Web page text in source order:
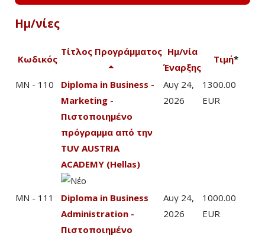
Ημ/νίες
Κωδικός
Τίτλος Προγράμματος Ημ/νία
Έναρξης
Τιμή*
MN - 110
Diploma in Business -
Marketing -
Πιστοποιημένο
πρόγραμμα από την
TUV AUSTRIA
ACADEMY (Hellas)
Αυγ 24,
2026
1300.00
EUR
MN - 111
Diploma in Business
Administration -
Πιστοποιημένο
Αυγ 24,
2026
1000.00
EUR